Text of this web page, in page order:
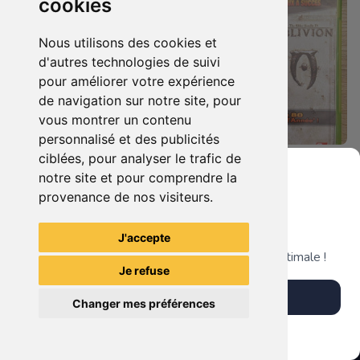
cookies
Nous utilisons des cookies et
d'autres technologies de suivi
pour améliorer votre expérience
de navigation sur notre site, pour
vous montrer un contenu
personnalisé et des publicités
ciblées, pour analyser le trafic de
notre site et pour comprendre la
provenance de nos visiteurs.
J'accepte
Je refuse
Changer mes préférences
5.90 € 0
Bioshock - Infinite Xbox 360
7.90 €
TheGamingR83
Grenier du Geek
Télécharge notre app pour une expérience optimale !
Télécharger l'app